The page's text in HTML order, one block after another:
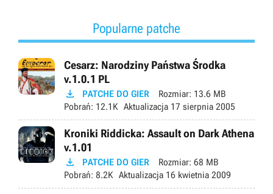
Popularne patche
Cesarz: Narodziny Państwa Środka
v.1.0.1 PL
 PATCHE DO GIER Rozmiar: 13.6 MB
Pobrań: 12.1K Aktualizacja 17 sierpnia 2005
Kroniki Riddicka: Assault on Dark Athena
v.1.01
 PATCHE DO GIER Rozmiar: 68 MB
Pobrań: 8.2K Aktualizacja 16 kwietnia 2009